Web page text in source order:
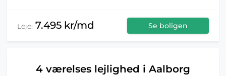
Leje: 7.495 kr/md Se boligen
4 værelses lejlighed i Aalborg